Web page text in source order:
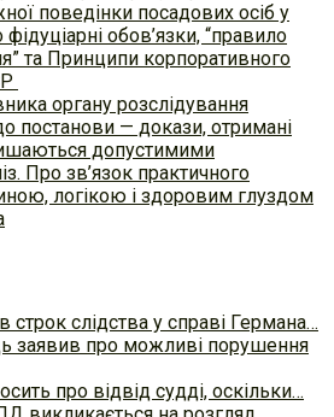
поведінки посадових осіб у
обов’язки, “правило
та Принципи корпоративного
органу розслідування
постанови — докази, отримані
допустимими
Про зв’язок практичного
логікою і здоровим глуздом
слідства у справі Германа…
заявив про можливі порушення
про відвід судді, оскільки…